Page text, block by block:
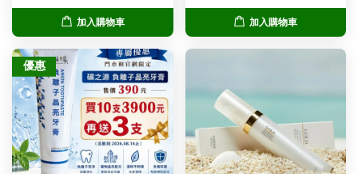
加入購物車 加入購物車
優惠